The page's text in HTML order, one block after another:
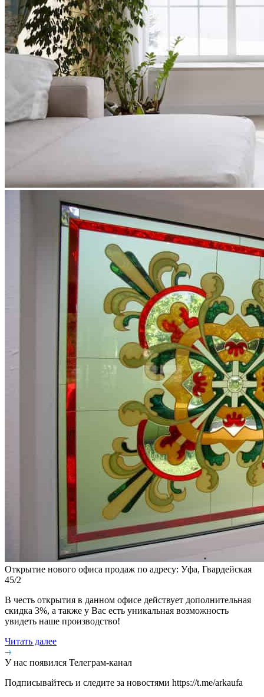
Открытие нового офиса продаж по адресу: Уфа, Гвардейская
45/2
В честь открытия в данном офисе действует дополнительная
скидка 3%, а также у Вас есть уникальная возможность
увидеть наше производство!
Читать далее
У нас появился Телеграм-канал
Подписывайтесь и следите за новостями https://t.me/arkaufa